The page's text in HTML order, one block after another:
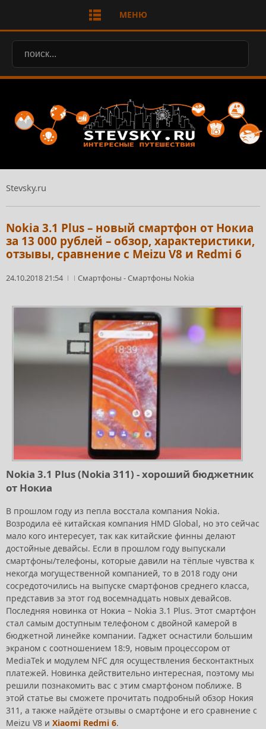
МЕНЮ
Stevsky.ru
Nokia 3.1 Plus – новый смартфон от Нокиа
за 13 000 рублей – обзор, характеристики,
отзывы, сравнение с Meizu V8 и Redmi 6
24.10.2018 21:54 Смартфоны -Смартфоны Nokia
Nokia 3.1 Plus (Nokia 311) - хороший бюджетник
от Нокиа
В прошлом году из пепла восстала компания Nokia.
Возродила её китайская компания HMD Global, но это сейчас
мало кого интересует, так как китайские финны делают
достойные девайсы. Если в прошлом году выпускали
смартфоны/телефоны, которые давили на тёплые чувства к
некогда могущественной компанией, то в 2018 году они
сосредоточились на выпуске смартфонов среднего класса,
представив за этот год восемнадцать новых девайсов.
Последняя новинка от Нокиа – Nokia 3.1 Plus. Этот смартфон
стал самым доступным телефоном с двойной камерой в
бюджетной линейке компании. Гаджет оснастили большим
экраном с соотношением 18:9, новым процессором от
MediaTek и модулем NFC для осуществления бесконтактных
платежей. Новинка действительно интересная, поэтому мы
решили познакомить вас с этим смартфоном поближе. В
этой статье вы сможете прочитать подробный обзор Нокия
311, а также найдёте отзывы о смартфоне и его сравнение с
Meizu V8 и Xiaomi Redmi 6.